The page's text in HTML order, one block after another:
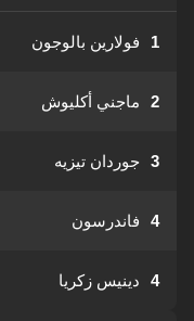
1 فولارين بالوجون
2 ماجني أكليوش
3 جوردان تيزيه
4 فاندرسون
4 دينيس زكريا